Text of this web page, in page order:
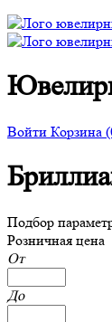
Войти Корзина
Подбор
Розничная цена
От
До